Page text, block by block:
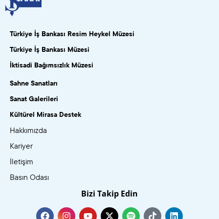
Türkiye İş Bankası Resim Heykel Müzesi
Türkiye İş Bankası Müzesi
İktisadi Bağımsızlık Müzesi
Sahne Sanatları
Sanat Galerileri
Kültürel Mirasa Destek
Hakkımızda
Kariyer
İletişim
Basın Odası
Bizi Takip Edin